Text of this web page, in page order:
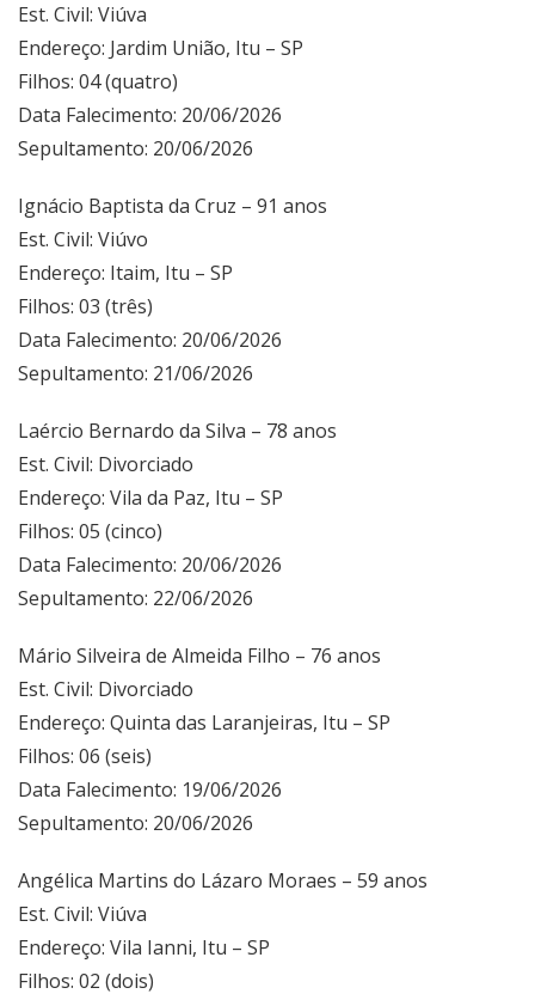
Est. Civil: Viúva
Endereço: Jardim União, Itu – SP
Filhos: 04 (quatro)
Data Falecimento: 20/06/2026
Sepultamento: 20/06/2026
Ignácio Baptista da Cruz – 91 anos
Est. Civil: Viúvo
Endereço: Itaim, Itu – SP
Filhos: 03 (três)
Data Falecimento: 20/06/2026
Sepultamento: 21/06/2026
Laércio Bernardo da Silva – 78 anos
Est. Civil: Divorciado
Endereço: Vila da Paz, Itu – SP
Filhos: 05 (cinco)
Data Falecimento: 20/06/2026
Sepultamento: 22/06/2026
Mário Silveira de Almeida Filho – 76 anos
Est. Civil: Divorciado
Endereço: Quinta das Laranjeiras, Itu – SP
Filhos: 06 (seis)
Data Falecimento: 19/06/2026
Sepultamento: 20/06/2026
Angélica Martins do Lázaro Moraes – 59 anos
Est. Civil: Viúva
Endereço: Vila Ianni, Itu – SP
Filhos: 02 (dois)